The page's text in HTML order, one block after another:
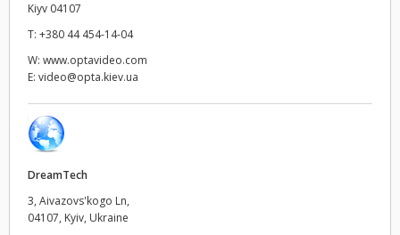
India
Italy
Mexico
Malaysia
Kiyv 04107
T: +380 44 454-14-04
W: www.optavideo.com
E: video@opta.kiev.ua
DreamTech
3, Aivazovs'kogo Ln,
04107, Kyiv, Ukraine